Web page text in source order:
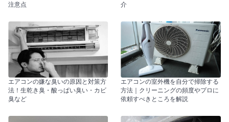
注意点
介
エアコンの嫌な臭いの原因と対策方
法！生乾き臭・酸っぱい臭い・カビ
臭など
エアコンの室外機を自分で掃除する
方法｜クリーニングの頻度やプロに
依頼すべきところを解説